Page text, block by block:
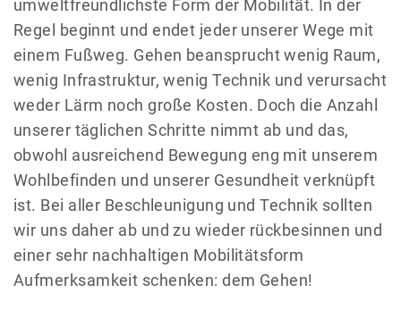
umweltfreundlichste Form der Mobilität. In der
Regel beginnt und endet jeder unserer Wege mit
einem Fußweg. Gehen beansprucht wenig Raum,
wenig Infrastruktur, wenig Technik und verursacht
weder Lärm noch große Kosten. Doch die Anzahl
unserer täglichen Schritte nimmt ab und das,
obwohl ausreichend Bewegung eng mit unserem
Wohlbefinden und unserer Gesundheit verknüpft
ist. Bei aller Beschleunigung und Technik sollten
wir uns daher ab und zu wieder rückbesinnen und
einer sehr nachhaltigen Mobilitätsform
Aufmerksamkeit schenken: dem Gehen!